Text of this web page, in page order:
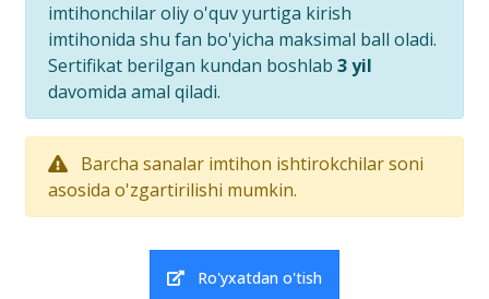
imtihonchilar oliy o'quv yurtiga kirish
imtihonida shu fan bo'yicha maksimal ball oladi.
Sertifikat berilgan kundan boshlab 3 yil
davomida amal qiladi.
Barcha sanalar imtihon ishtirokchilar soni
asosida o'zgartirilishi mumkin.
Ro'yxatdan o'tish